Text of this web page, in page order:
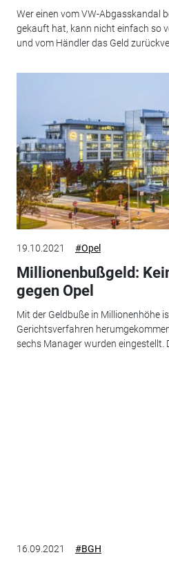
Wer einen vom VW-Abgasskandal
gekauft hat, kann nicht einfach so
und vom Händler das Geld
19.10.2021 #Opel
Millionenbußgeld:
gegen Opel
Mit der Geldbuße in Millionenhöhe
Gerichtsverfahren
sechs Manager wurden eingestellt.
16.09.2021 #BGH